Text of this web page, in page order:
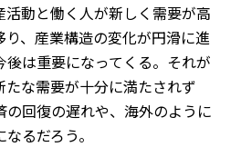
活動と働く人が新しく需要が高
り、産業構造の変化が円滑に進
は重要になってくる。それが
な需要が十分に満たされず
の回復の遅れや、海外のように
るだろう。